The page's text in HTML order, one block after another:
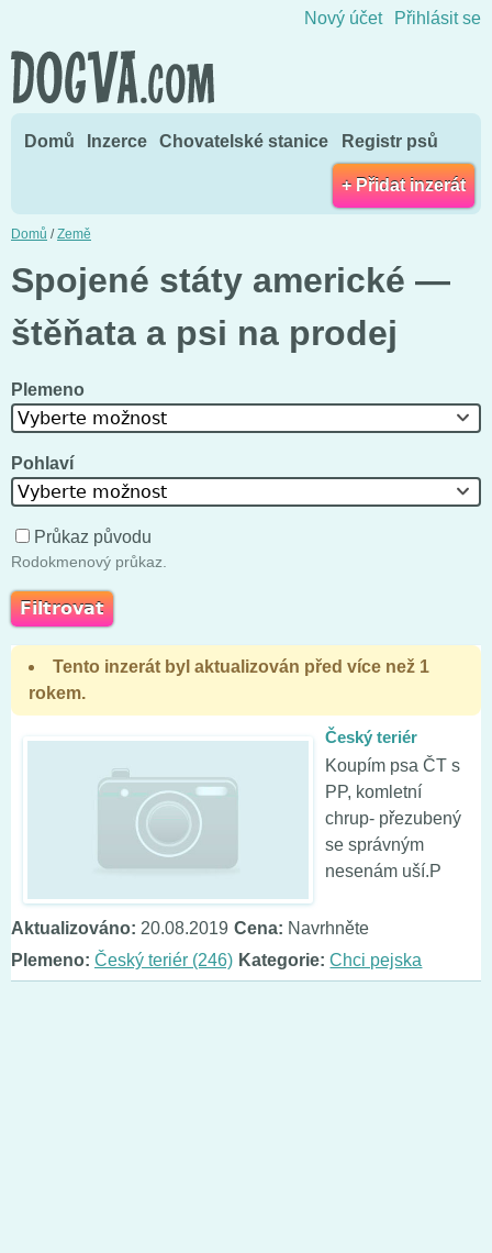
Nový účet Přihlásit se
Domů Inzerce Chovatelské stanice Registr psů
+ Přidat inzerát
Domů /Země
Spojené státy americké —
štěňata a psi na prodej
Plemeno
Vyberte možnost
Pohlaví
Vyberte možnost
Průkaz původu
Rodokmenový průkaz.
Tento inzerát byl aktualizován před více než 1
rokem.
Český teriér
Koupím psa ČT s
PP, komletní
chrup- přezubený
se správným
nesenám uší.P
Aktualizováno: 20.08.2019 Cena: Navrhněte
Plemeno: Český teriér (246) Kategorie: Chci pejska